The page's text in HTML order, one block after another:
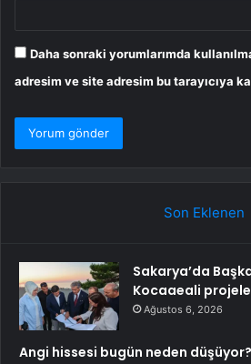
Daha sonraki yorumlarımda
adresim ve site adresim bu tarayıcıya
Son Eklenen
Sakarya’da
Kocaaeali
Ağustos 6, 2026
Angi hissesi bugün neden düşüyor?